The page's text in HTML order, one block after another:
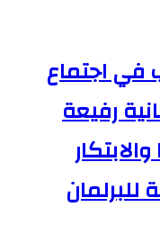
في اجتماع
رفيعة
للبرلمان